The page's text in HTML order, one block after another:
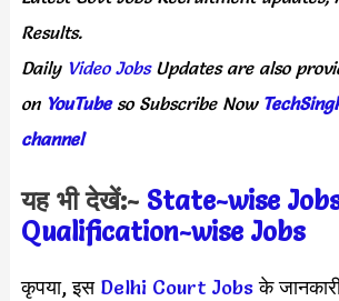
Results.
Daily Video JobsUpdates are also
on YouTubeso Subscribe Now
channel
यह भी देखें:- State-wise
Qualification-wise Jobs
कृपया, इस Delhi Court Jobsके